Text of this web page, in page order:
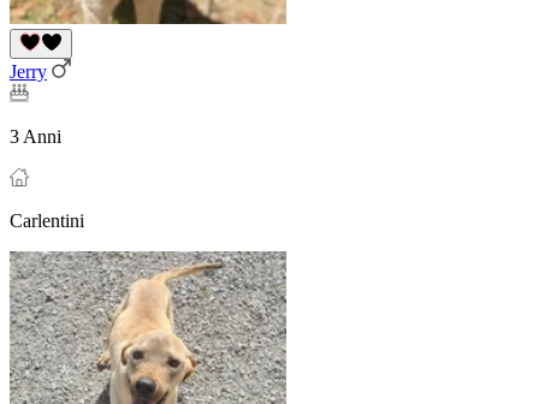
Jerry
3 Anni
Carlentini